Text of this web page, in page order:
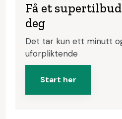
Få et
deg
Det tar kun ett minutt
uforpliktende
Start her